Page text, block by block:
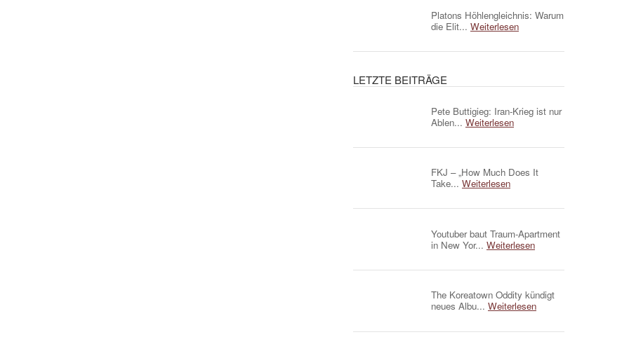
Platons Höhlengleichnis: Warum
die Elit... Weiterlesen
LETZTE BEITRÄGE
Pete Buttigieg: Iran-Krieg ist nur
Ablen... Weiterlesen
FKJ – „How Much Does It
Take... Weiterlesen
Youtuber baut Traum-Apartment
in New Yor... Weiterlesen
The Koreatown Oddity kündigt
neues Albu... Weiterlesen